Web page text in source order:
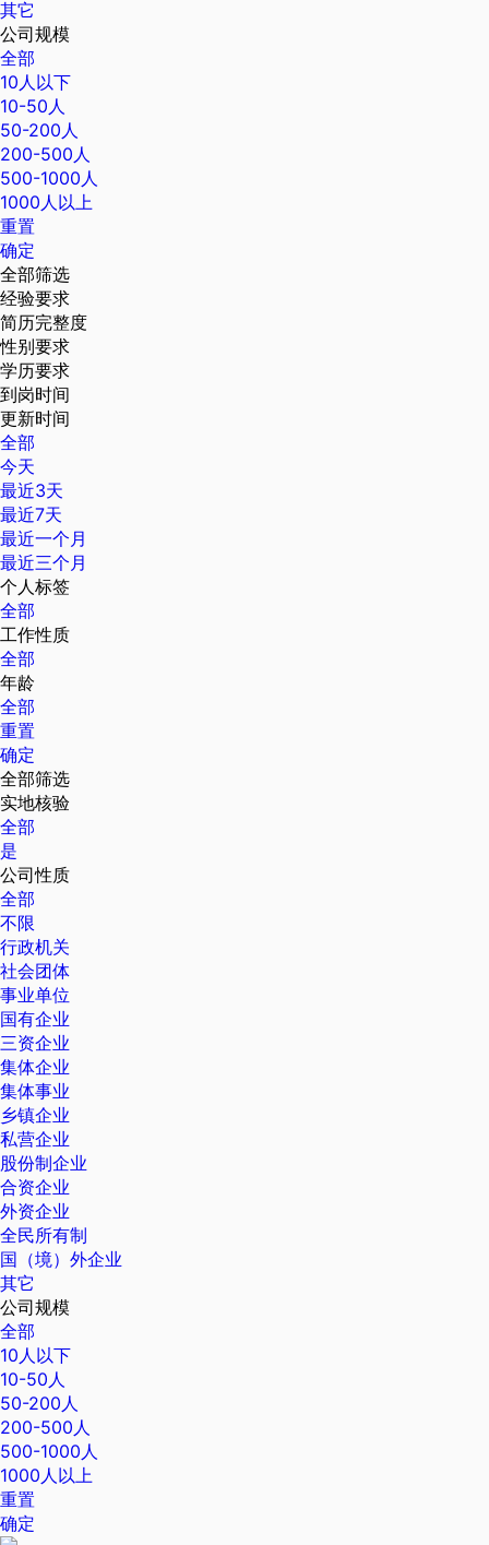
其它
公司规模
全部
10人以下
10-50人
50-200人
200-500人
500-1000人
1000人以上
重置
确定
全部筛选
经验要求
简历完整度
性别要求
学历要求
到岗时间
更新时间
全部
今天
最近3天
最近7天
最近一个月
最近三个月
个人标签
全部
工作性质
全部
年龄
全部
重置
确定
全部筛选
实地核验
全部
是
公司性质
全部
不限
行政机关
社会团体
事业单位
国有企业
三资企业
集体企业
集体事业
乡镇企业
私营企业
股份制企业
合资企业
外资企业
全民所有制
国（境）外企业
其它
公司规模
全部
10人以下
10-50人
50-200人
200-500人
500-1000人
1000人以上
重置
确定